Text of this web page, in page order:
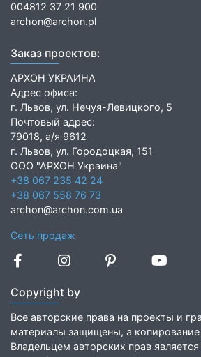
004812 37 21 900
archon@archon.pl
Заказ проектов:
АРХОН УКРАИНА
Адрес офиса:
г. Львов, ул. Нечуя-Левицкого, 5
Почтовый адрес:
79018, а/я 9612
г. Львов, ул. Городоцкая, 151
ООО "АРХОН Украина"
+38 067 235 42 24
+38 067 558 76 73
archon@archon.com.ua
Сеть продаж
Copyright by
Все авторские права на проекты и
материалы защищены, а
Владельцем авторских прав является